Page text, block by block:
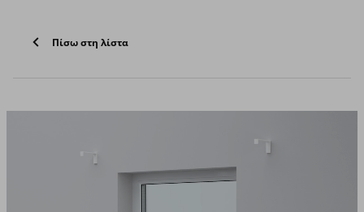
Πίσω στη λίστα